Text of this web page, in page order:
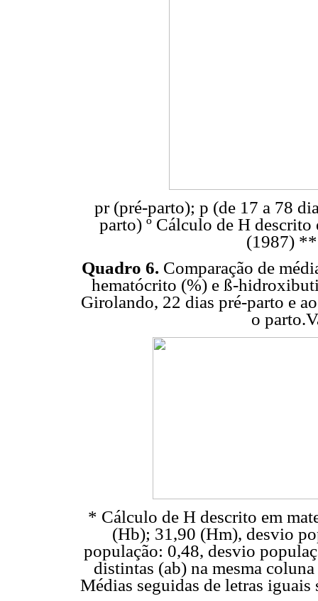
pr (pré-parto); p (de 17 a 78
parto) º Cálculo de H
(1987) **
Quadro 6. Comparação de
hematócrito (%) e ß-
Girolando, 22 dias pré-parto e
o
* Cálculo de H descrito em
(Hb); 31,90 (Hm), desvio
população: 0,48, desvio
distintas (ab) na mesma
Médias seguidas de letras iguais